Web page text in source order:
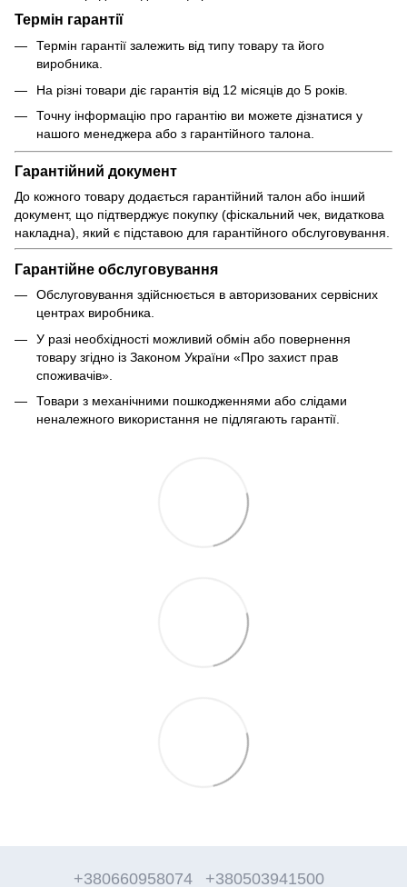
Термін гарантії
Термін гарантії залежить від типу товару та його
виробника.
На різні товари діє гарантія від 12 місяців до 5 років.
Точну інформацію про гарантію ви можете дізнатися у
нашого менеджера або з гарантійного талона.
Гарантійний документ
До кожного товару додається гарантійний талон або інший
документ, що підтверджує покупку (фіскальний чек, видаткова
накладна), який є підставою для гарантійного обслуговування.
Гарантійне обслуговування
Обслуговування здійснюється в авторизованих сервісних
центрах виробника.
У разі необхідності можливий обмін або повернення
товару згідно із Законом України «Про захист прав
споживачів».
Товари з механічними пошкодженнями або слідами
неналежного використання не підлягають гарантії.
+380660958074 +380503941500